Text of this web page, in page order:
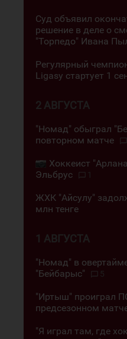
Суд объявил
решение в деле о
"Торпедо" Ивана
Регулярный
Ligasy стартует 1
2 АВГУСТА
"Номад" обыграл
повторном матче
Хоккеист
Эльбрус
1
ЖХК "Айсулу"
млн тенге
1 АВГУСТА
"Номад" в
"Бейбарыс"
5
"Иртыш" проиграл
предсезонном
"Я играл там, где